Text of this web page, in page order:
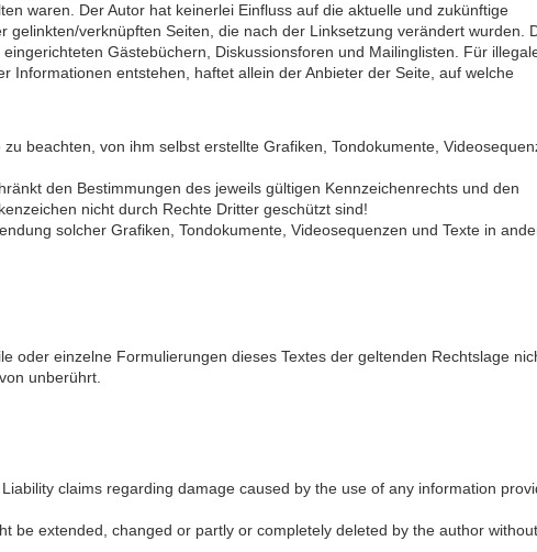
waren. Der Autor hat keinerlei Einfluss auf die aktuelle und zukünftige
verknüpften Seiten, die nach der Linksetzung verändert wurden.
Gästebüchern, Diskussionsforen und Mailinglisten. Für
entstehen, haftet allein der Anbieter der Seite, auf welche
beachten, von ihm selbst erstellte Grafiken, Tondokumente,
den Bestimmungen des jeweils gültigen Kennzeichenrechts und den
nicht durch Rechte Dritter geschützt sind!
solcher Grafiken, Tondokumente, Videosequenzen und Texte in
oder einzelne Formulierungen dieses Textes der geltenden Rechtslage
unberührt.
claims regarding damage caused by the use of any information
be extended, changed or partly or completely deleted by the author without